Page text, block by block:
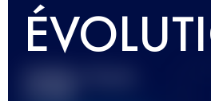
Meilleur Score